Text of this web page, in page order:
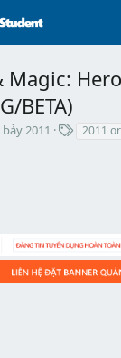
BETA)
2011
2011